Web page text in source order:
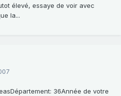
élevé, essaye de voir avec
la...
36Année de votre